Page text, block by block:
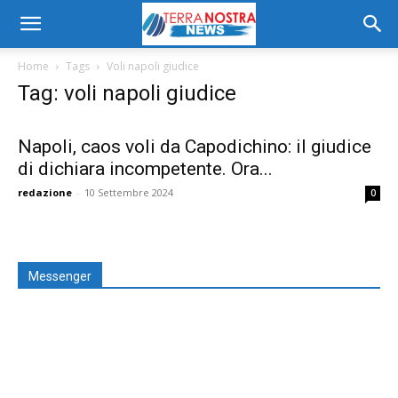
Home Tags Voli napoli giudice
Tag: voli napoli giudice
Napoli, caos voli da Capodichino: il giudice
di dichiara incompetente. Ora...
redazione - 10 Settembre 2024 0
Messenger